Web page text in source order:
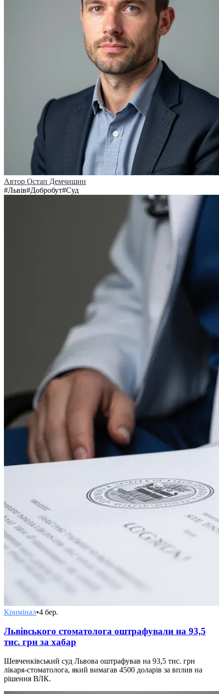
Автор Остап Демчишин
#Львів#Добробут#Суд
Кримінал•4 бер.
Львівського стоматолога оштрафували на 93,5
тис. грн за хабар
Шевченківський суд Львова оштрафував на 93,5 тис. грн
лікаря-стоматолога, який вимагав 4500 доларів за вплив на
рішення ВЛК.